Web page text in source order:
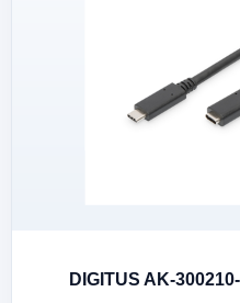
DIGITUS AK-